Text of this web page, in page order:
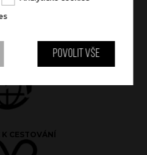
Povolit vše
CESTOVÁNÍ